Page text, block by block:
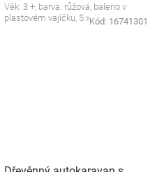
Věk: 3 +, barva: růžová, baleno v
plastovém vajíčku, 5 x 4 cm.
Kód: 16741301